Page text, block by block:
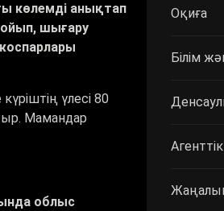
көлемді анықтап
шығару
үлесі 80
Мамандар
облыс
Оқиға
Білім